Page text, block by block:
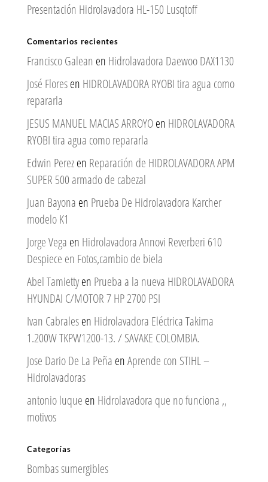
Presentación Hidrolavadora HL-150 Lusqtoff
Comentarios recientes
Francisco Galean en Hidrolavadora Daewoo DAX1130
José Floresen HIDROLAVADORA RYOBI tira agua como
repararla
JESUS MANUEL MACIAS ARROYOen HIDROLAVADORA
RYOBI tira agua como repararla
Edwin Perezen Reparación de HIDROLAVADORA APM
SUPER 500 armado de cabezal
Juan Bayona en Prueba De Hidrolavadora Karcher
modelo K1
Jorge Vega en Hidrolavadora Annovi Reverberi 610
Despiece en Fotos,cambio de biela
Abel Tamiettyen Prueba a la nueva HIDROLAVADORA
HYUNDAI C/MOTOR 7 HP 2700 PSI
Ivan Cabralesen Hidrolavadora Eléctrica Takima
1.200W TKPW1200-13. / SAVAKE COLOMBIA.
Jose Dario De La Peña enAprende con STIHL –
Hidrolavadoras
antonio luque en Hidrolavadora que no funciona ,,
motivos
Categorías
Bombas sumergibles